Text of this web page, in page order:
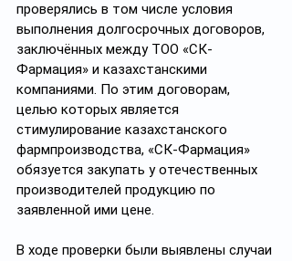
проверялись в том числе условия
выполнения долгосрочных договоров,
заключённых между ТОО «СК-
Фармация» и казахстанскими
компаниями. По этим договорам,
целью которых является
стимулирование казахстанского
фармпроизводства, «СК-Фармация»
обязуется закупать у отечественных
производителей продукцию по
заявленной ими цене.
В ходе проверки были выявлены случаи